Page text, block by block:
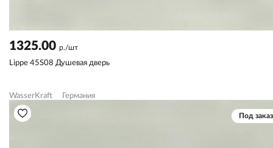
1325.00 р./шт
Lippe 45S08 Душевая дверь
WasserKraft Германия
Под заказ